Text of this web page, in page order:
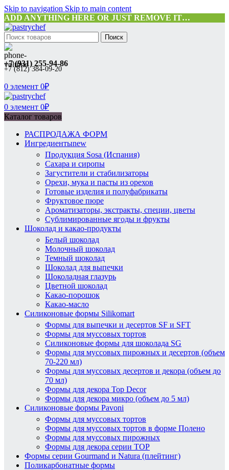
Skip to navigation Skip to main content
ADD ANYTHING HERE OR JUST REMOVE IT…
Поиск
+7 (931) 255-94-86
+7 (812) 384-09-20
0 элемент 0₽
0 элемент 0₽
Каталог товаров
РАСПРОДАЖА ФОРМ
Ингредиентыnew
Продукция Sosa (Испания)
Сахара и сиропы
Загустители и стабилизаторы
Орехи, мука и пасты из орехов
Готовые изделия и полуфабрикаты
Фруктовое пюре
Ароматизаторы, экстракты, специи, цветы
Сублимированные ягоды и фрукты
Шоколад и какао-продукты
Белый шоколад
Молочный шоколад
Темный шоколад
Шоколад для выпечки
Шоколадная глазурь
Цветной шоколад
Какао-порошок
Какао-масло
Силиконовые формы Silikomart
Формы для выпечки и десертов SF и SFT
Формы для муссовых тортов
Силиконовые формы для шоколада SG
Формы для муссовых пирожных и десертов (объем
70-220 мл)
Формы для муссовых десертов и декора (объем до
70 мл)
Формы для декора Top Decor
Формы для декора микро (объем до 5 мл)
Силиконовые формы Pavoni
Формы для муссовых тортов
Формы для муссовых тортов в форме Полено
Формы для муссовых пирожных
Формы для декора серии TOP
Формы серии Gourmand и Natura (плейтинг)
Поликарбонатные формы